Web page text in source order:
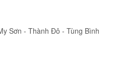
Sơn - Thành Đô - Tùng Bình